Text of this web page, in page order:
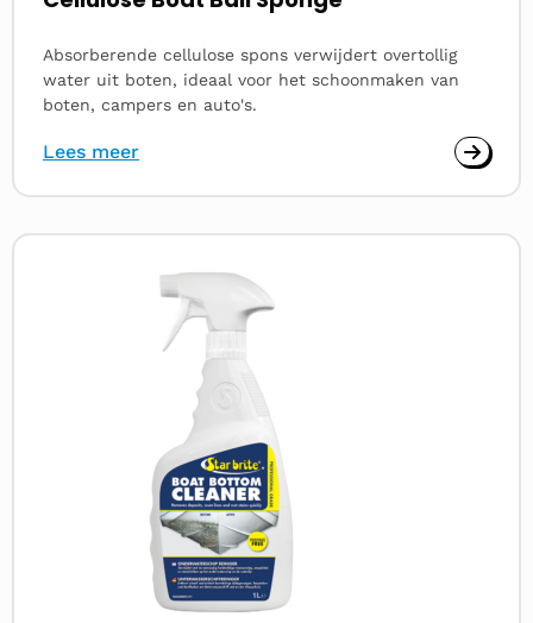
Absorberende cellulose spons verwijdert overtollig
water uit boten, ideaal voor het schoonmaken van
boten, campers en auto's.
Lees meer
Lees